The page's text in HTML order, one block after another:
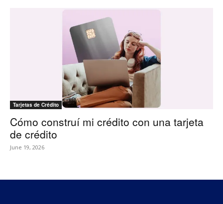
Tarjetas de Crédito
Cómo construí mi crédito con una tarjeta
de crédito
June 19, 2026